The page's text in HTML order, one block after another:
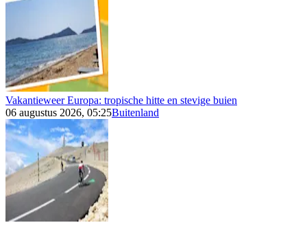
Vakantieweer Europa: tropische hitte en stevige buien
06 augustus 2026, 05:25Buitenland